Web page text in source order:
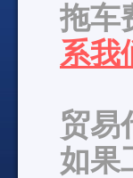
拖车
系我
贸易
如果